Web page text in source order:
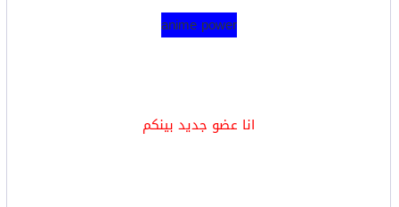
anime power
انا عضو جديد بينكم